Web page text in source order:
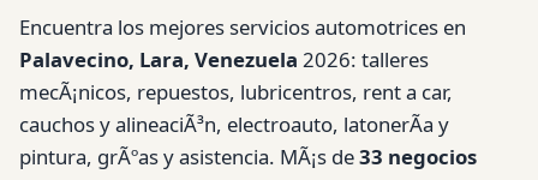
Encuentra los mejores servicios automotrices en
Palavecino, Lara, Venezuela 2026: talleres
mecÃ¡nicos, repuestos, lubricentros, rent a car,
cauchos y alineaciÃ³n, electroauto, latonerÃ­a y
pintura, grÃºas y asistencia. MÃ¡s de33 negocios